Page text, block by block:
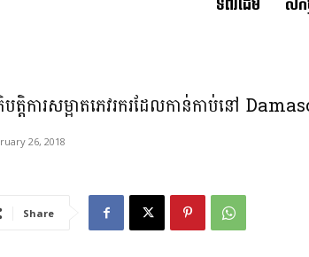
ត្តិការសម្អាតភេវរករដែលកាន់កាប់នៅ
26, 2018
Share